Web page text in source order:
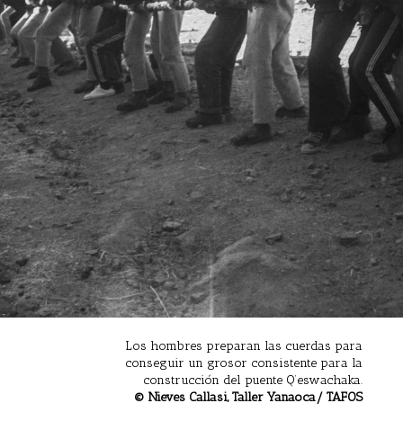
Los hombres preparan las cuerdas para
conseguir un grosor consistente para la
construcción del puente Q’eswachaka.
© Nieves Callasi, Taller Yanaoca/ TAFOS